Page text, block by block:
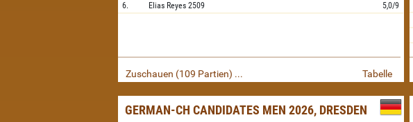
6.
Elias Reyes 2509 5,0/9
Zuschauen (109 Partien) ... Tabelle
GERMAN-CH CANDIDATES MEN 2026, DRESDEN